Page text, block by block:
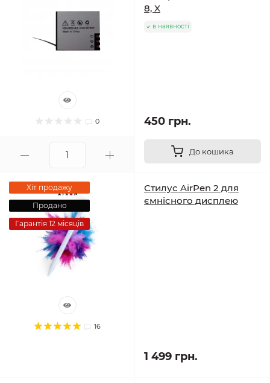
0
8, X
в наявності
450 грн.
До кошика
Хіт продажу
Продано
Гарантія 12 місяців
16
Стилус AirPen 2 для
ємнісного дисплею
1 499 грн.